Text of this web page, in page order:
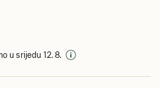
u srijedu 12. 8.